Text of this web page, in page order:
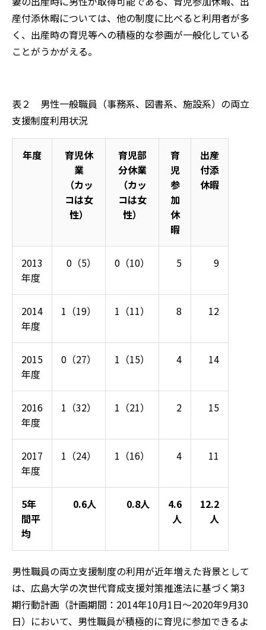
産付添休暇については、他の制度に比べると利用者が多
く、出産時の育児等への積極的な参画が一般化している
ことがうかがえる。
表２ 男性一般職員（事務系、図書系、施設系）の両立
支援制度利用状況
年度
育児休
業
（カッ
コは女
性）
育児部
分休業
（カッ
コは女
性）
育
児
参
加
休
暇
出産
付添
休暇
2013
年度
0（5） 0（10） 5 9
2014
年度
1（19） 1（11） 8 12
2015
年度
0（27） 1（15） 4 14
2016
年度
1（32） 1（21） 2 15
2017
年度
1（24） 1（16） 4 11
5年
間平
均
0.6人 0.8人
4.6
人
12.2
人
男性職員の両立支援制度の利用が近年増えた背景として
は、広島大学の次世代育成支援対策推進法に基づく第3
期行動計画（計画期間：2014年10月1日～2020年9月30
日）において、男性職員が積極的に育児に参加できるよ